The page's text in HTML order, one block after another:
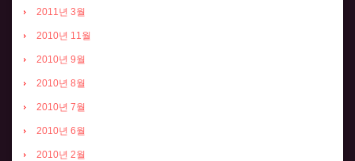
2011년 3월
2010년 11월
2010년 9월
2010년 8월
2010년 7월
2010년 6월
2010년 2월